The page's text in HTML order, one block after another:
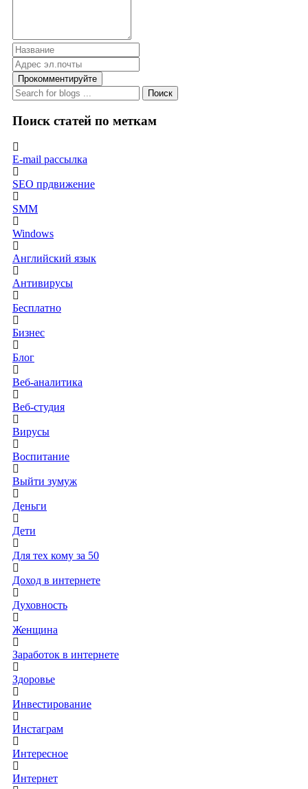
Прокомментируйте
Поиск
Поиск статей по меткам
E-mail рассылка
SEO прдвижение
SMM
Windows
Английский язык
Антивирусы
Бесплатно
Бизнес
Блог
Веб-аналитика
Веб-студия
Вирусы
Воспитание
Выйти зумуж
Деньги
Дети
Для тех кому за 50
Доход в интернете
Духовность
Женщина
Заработок в интернете
Здоровье
Инвестирование
Инстаграм
Интересное
Интернет